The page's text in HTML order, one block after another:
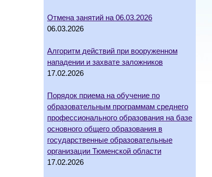
Отмена занятий на 06.03.2026
06.03.2026
Алгоритм действий при вооруженном
нападении и захвате заложников
17.02.2026
Порядок приема на обучение по
образовательным программам среднего
профессионального образования на базе
основного общего образования в
государственные образовательные
организации Тюменской области
17.02.2026